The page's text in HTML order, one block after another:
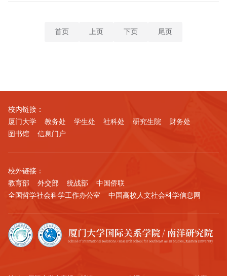
首页 上页 下页 尾页
校内链接：
厦门大学
教务处 学生处 社科处 研究生院
财务处
图书馆
信息门户
校外链接：
教育部
外交部 统战部
中国侨联
全国哲学社会科学工作办公室
中国高校人文社会科学信息网